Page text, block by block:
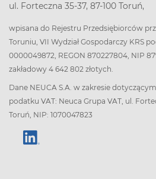
ul. Forteczna 35-37, 87-100 Toruń,
wpisana do Rejestru Przedsiębiorców
Toruniu, VII Wydział Gospodarczy KRS
0000049872, REGON 870227804, NIP
zakładowy 4 642 802 złotych.
Dane NEUCA S.A. w zakresie
podatku VAT: Neuca Grupa VAT, ul.
Toruń, NIP: 1070047823